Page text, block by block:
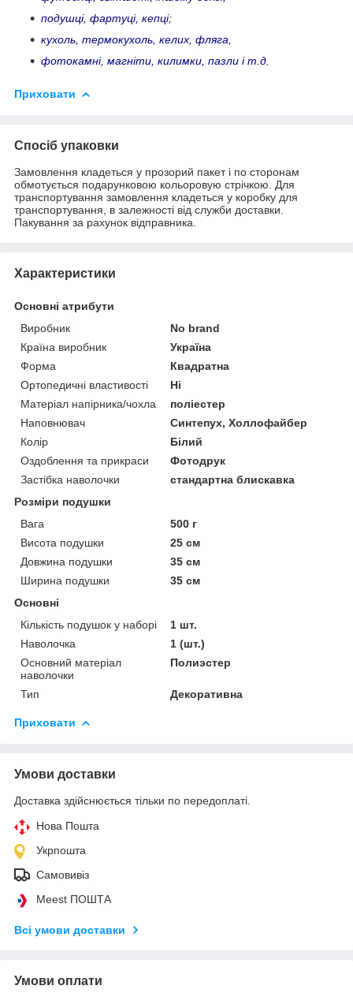
подушці, фартуці, кепці;
кухоль, термокухоль, келих, фляга,
фотокамні, магніти, килимки, пазли і т.д.
Приховати
Спосіб упаковки
Замовлення кладеться у прозорий пакет і по сторонам
обмотується подарунковою кольоровую стрічкою. Для
транспортування замовлення кладеться у коробку для
транспортування, в залежності від служби доставки.
Пакування за рахунок відправника.
Характеристики
Основні атрибути
Виробник
No brand
Країна виробник
Україна
Форма
Квадратна
Ортопедичні властивості
Ні
Матеріал напірника/чохла
поліестер
Наповнювач
Синтепух, Холлофайбер
Колір
Білий
Оздоблення та прикраси
Фотодрук
Застібка наволочки
стандартна блискавка
Розміри подушки
Вага
500 г
Висота подушки
25 см
Довжина подушки
35 см
Ширина подушки
35 см
Основні
Кількість подушок у наборі
1 шт.
Наволочка
1 (шт.)
Основний матеріал
наволочки
Полиэстер
Тип Декоративна
Приховати
Умови доставки
Доставка здійснюється тільки по передоплаті.
Нова Пошта
Укрпошта
Самовивіз
Meest ПОШТА
Всі умови доставки
Умови оплати